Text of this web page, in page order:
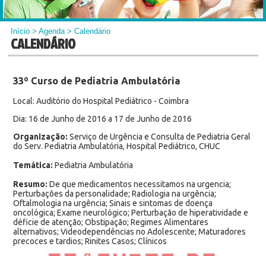
Início >Agenda> Calendário
CALENDÁRIO
33º Curso de Pediatria Ambulatória
Local: Auditório do Hospital Pediátrico - Coimbra
Dia: 16 de Junho de 2016 a 17 de Junho de 2016
Organização: Serviço de Urgência e Consulta de Pediatria Geral
do Serv. Pediatria Ambulatória, Hospital Pediátrico, CHUC
Temática: Pediatria Ambulatória
Resumo: De que medicamentos necessitamos na urgencia;
Perturbações da personalidade; Radiologia na urgência;
Oftalmologia na urgência; Sinais e sintomas de doença
oncológica; Exame neurológico; Perturbação de hiperatividade e
déficie de atenção; Obstipação; Regimes Alimentares
alternativos; Videodependências no Adolescente; Maturadores
precoces e tardios; Rinites Casos; Clínicos